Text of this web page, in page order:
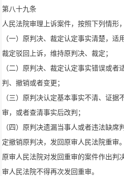
第八十九条
人民法院审理上诉案件，按照下列情形
（一）原判决、裁定认定事实清楚，
裁定驳回上诉，维持原判决、裁定；
（二）原判决、裁定认定事实错误或
判、撤销或者变更；
（三）原判决认定基本事实不清、证据
审，或者查清事实后改判；
（四）原判决遗漏当事人或者违法缺
定撤销原判决，发回原审人民法院重审。
原审人民法院对发回重审的案件作出判
审人民法院不得再次发回重审。